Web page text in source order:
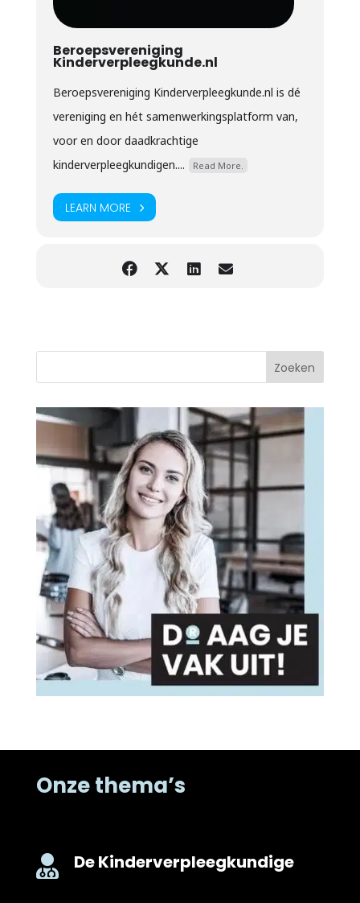
Beroepsvereniging
Kinderverpleegkunde.nl
Beroepsvereniging Kinderverpleegkunde.nl is dé
vereniging en hét samenwerkingsplatform van,
voor en door daadkrachtige
kinderverpleegkundigen....
Read More.
LEARN MORE
Zoeken
Onze thema’s
 De Kinderverpleegkundige